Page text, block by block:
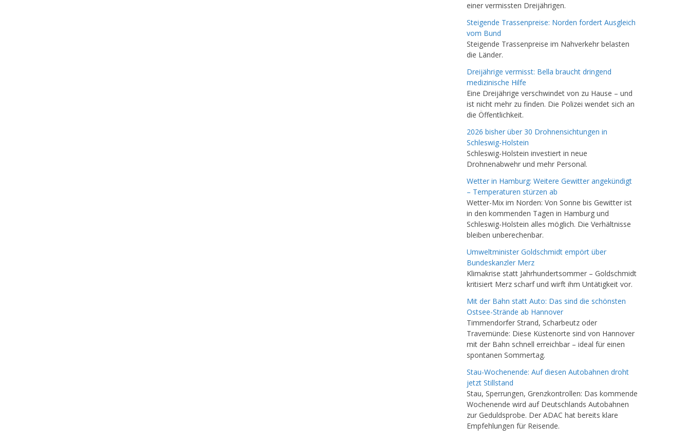
einer vermissten Dreijährigen.
Steigende Trassenpreise: Norden fordert Ausgleich
vom Bund
Steigende Trassenpreise im Nahverkehr belasten
die Länder.
Dreijährige vermisst: Bella braucht dringend
medizinische Hilfe
Eine Dreijährige verschwindet von zu Hause – und
ist nicht mehr zu finden. Die Polizei wendet sich an
die Öffentlichkeit.
2026 bisher über 30 Drohnensichtungen in
Schleswig-Holstein
Schleswig-Holstein investiert in neue
Drohnenabwehr und mehr Personal.
Wetter in Hamburg: Weitere Gewitter angekündigt
– Temperaturen stürzen ab
Wetter-Mix im Norden: Von Sonne bis Gewitter ist
in den kommenden Tagen in Hamburg und
Schleswig-Holstein alles möglich. Die Verhältnisse
bleiben unberechenbar.
Umweltminister Goldschmidt empört über
Bundeskanzler Merz
Klimakrise statt Jahrhundertsommer – Goldschmidt
kritisiert Merz scharf und wirft ihm Untätigkeit vor.
Mit der Bahn statt Auto: Das sind die schönsten
Ostsee-Strände ab Hannover
Timmendorfer Strand, Scharbeutz oder
Travemünde: Diese Küstenorte sind von Hannover
mit der Bahn schnell erreichbar – ideal für einen
spontanen Sommertag.
Stau-Wochenende: Auf diesen Autobahnen droht
jetzt Stillstand
Stau, Sperrungen, Grenzkontrollen: Das kommende
Wochenende wird auf Deutschlands Autobahnen
zur Geduldsprobe. Der ADAC hat bereits klare
Empfehlungen für Reisende.